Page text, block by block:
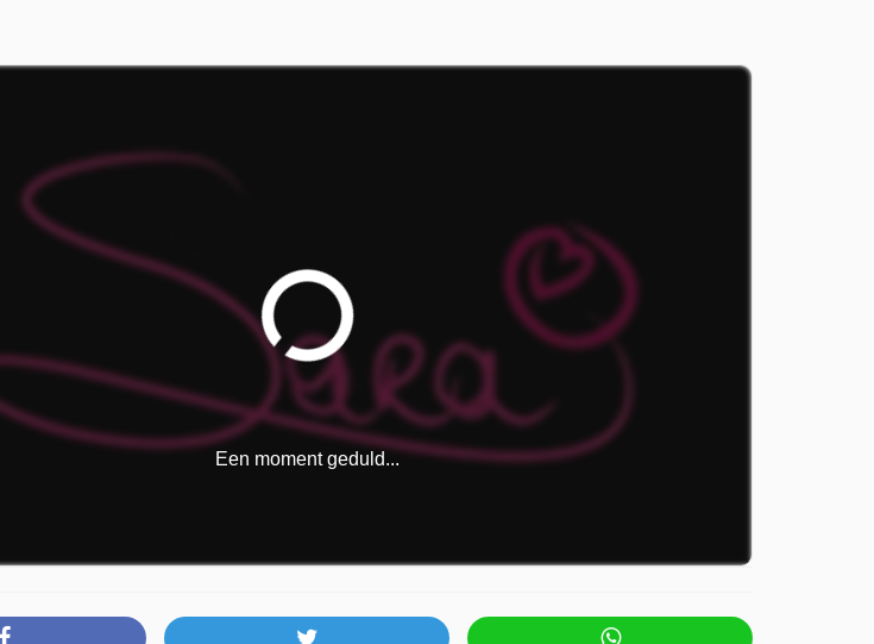
Een moment geduld...